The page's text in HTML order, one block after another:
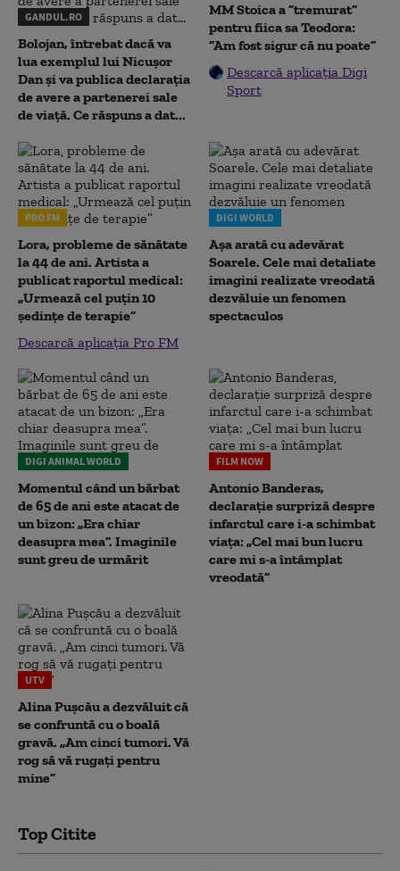
GANDUL.RO
Bolojan, întrebat dacă va
lua exemplul lui Nicușor
Dan și va publica declarația
de avere a partenerei sale
de viață. Ce răspuns a dat...
MM Stoica a ”tremurat”
pentru fiica sa Teodora:
”Am fost sigur că nu poate”
Descarcă aplicația Digi
Sport
PRO FM
Lora, probleme de sănătate
la 44 de ani. Artista a
publicat raportul medical:
„Urmează cel puțin 10
ședințe de terapie”
Descarcă aplicația Pro FM
DIGI WORLD
Așa arată cu adevărat
Soarele. Cele mai detaliate
imagini realizate vreodată
dezvăluie un fenomen
spectaculos
DIGI ANIMAL WORLD
Momentul când un bărbat
de 65 de ani este atacat de
un bizon: „Era chiar
deasupra mea”. Imaginile
sunt greu de urmărit
FILM NOW
Antonio Banderas,
declarație surpriză despre
infarctul care i-a schimbat
viața: „Cel mai bun lucru
care mi s-a întâmplat
vreodată”
UTV
Alina Pușcău a dezvăluit că
se confruntă cu o boală
gravă. „Am cinci tumori. Vă
rog să vă rugați pentru
mine”
Top Citite